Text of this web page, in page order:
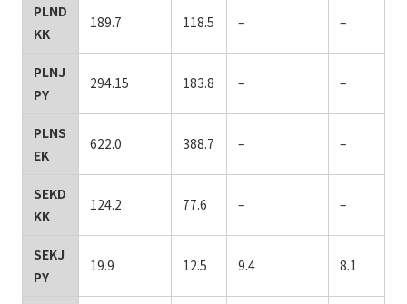
PLND
KK
189.7 118.5 – –
PLNJ
PY
294.15 183.8 – –
PLNS
EK
622.0 388.7 – –
SEKD
KK
124.2 77.6 – –
SEKJ
PY
19.9 12.5 9.4 8.1